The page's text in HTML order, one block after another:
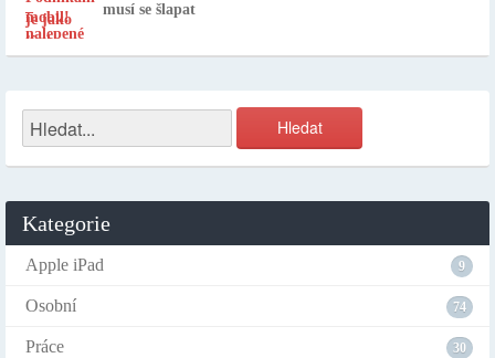
musí se šlapat
Kategorie
Apple iPad 9
Osobní 74
Práce 30